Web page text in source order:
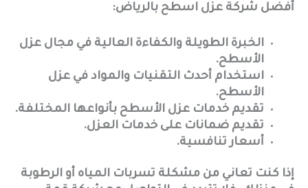
أفضل شركة عزل اسطح بالرياض:
الخبرة الطويلة والكفاءة العالية في مجال عزل
الأسطح.
استخدام أحدث التقنيات والمواد في عزل
الأسطح.
تقديم خدمات عزل الأسطح بأنواعها المختلفة.
تقديم ضمانات على خدمات العزل.
أسعار تنافسية.
إذا كنت تعاني من مشكلة تسربات المياه أو الرطوبة